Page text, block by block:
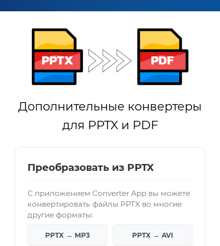
Дополнительные конвертеры
для PPTX и PDF
Преобразовать из PPTX
С приложением Converter App вы можете
конвертировать файлы PPTX во многие
другие форматы:
PPTX → MP3 PPTX → AVI